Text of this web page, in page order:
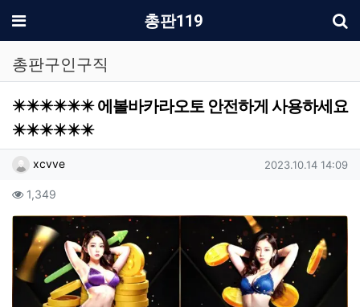
메뉴 총판119
총판구인구직
✴️✴️✴️✴️✴️✴️ 에볼바카라오토 안전하게 사용하세요
✴️✴️✴️✴️✴️✴️
작성자 정보
xcvve작성 작성일
2023.10.14 14:09
컨텐츠 정보
1,349
본문